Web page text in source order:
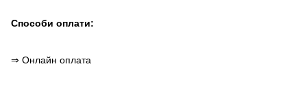
Способи оплати:
⇒ Онлайн оплата